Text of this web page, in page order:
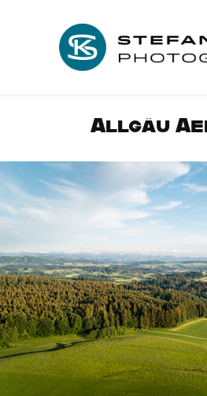
Allgäu